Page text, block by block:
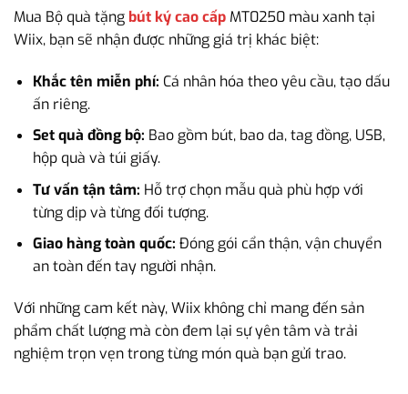
Mua Bộ quà tặng bút ký cao cấp MT0250 màu xanh tại
Wiix, bạn sẽ nhận được những giá trị khác biệt:
Khắc tên miễn phí: Cá nhân hóa theo yêu cầu, tạo dấu
ấn riêng.
Set quà đồng bộ: Bao gồm bút, bao da, tag đồng, USB,
hộp quà và túi giấy.
Tư vấn tận tâm: Hỗ trợ chọn mẫu quà phù hợp với
từng dịp và từng đối tượng.
Giao hàng toàn quốc: Đóng gói cẩn thận, vận chuyển
an toàn đến tay người nhận.
Với những cam kết này, Wiix không chỉ mang đến sản
phẩm chất lượng mà còn đem lại sự yên tâm và trải
nghiệm trọn vẹn trong từng món quà bạn gửi trao.